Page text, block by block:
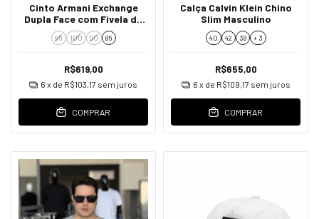
Cinto Armani Exchange
Dupla Face com Fivela de
Logo Masculino
95 100 90 85
R$619,00
6 x de R$103,17 sem juros
COMPRAR
Calça Calvin Klein Chino
Slim Masculino
40 42 38 + 3
R$655,00
6 x de R$109,17 sem juros
COMPRAR